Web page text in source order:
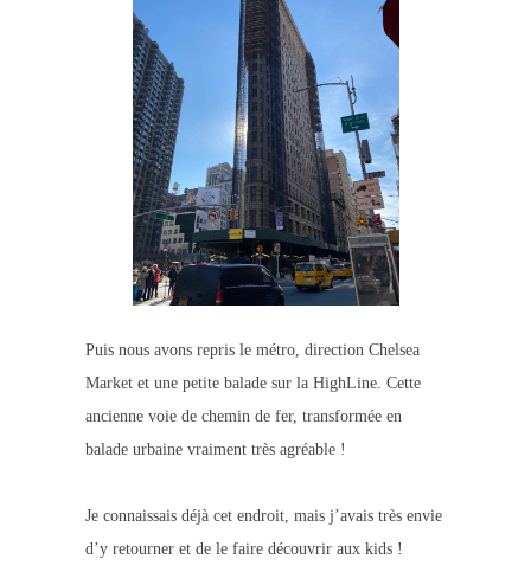
Puis nous avons repris le métro, direction Chelsea
Market et une petite balade sur la HighLine. Cette
ancienne voie de chemin de fer, transformée en
balade urbaine vraiment très agréable !
Je connaissais déjà cet endroit, mais j’avais très envie
d’y retourner et de le faire découvrir aux kids !